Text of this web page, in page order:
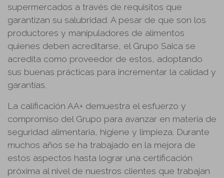
supermercados a través de requisitos que
garantizan su salubridad. A pesar de que son los
productores y manipuladores de alimentos
quienes deben acreditarse, el Grupo Saica se
acredita como proveedor de estos, adoptando
sus buenas prácticas para incrementar la calidad y
garantías.
La calificación AA+ demuestra el esfuerzo y
compromiso del Grupo para avanzar en materia de
seguridad alimentaria, higiene y limpieza. Durante
muchos años se ha trabajado en la mejora de
estos aspectos hasta lograr una certificación
próxima al nivel de nuestros clientes que trabajan